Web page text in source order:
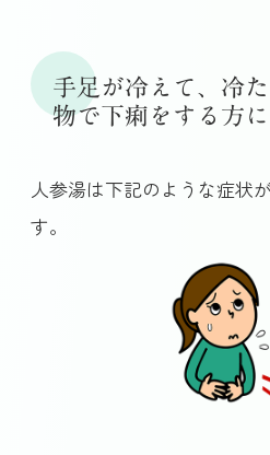
手足が冷えて、冷
物で下痢をする方に
人参湯は下記のような症状
す。